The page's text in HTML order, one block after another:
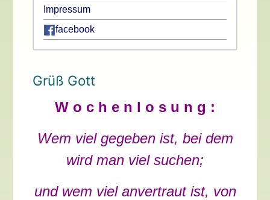
Impressum
facebook
Grüß Gott
W o c h e n l o s u n g :
Wem viel gegeben ist, bei dem
wird man viel suchen;
und wem viel anvertraut ist, von